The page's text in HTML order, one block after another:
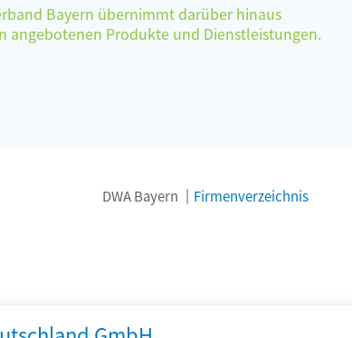
Bayern übernimmt darüber hinaus
angebotenen Produkte und Dienstleistungen.
DWA Bayern Firmenverzeichnis